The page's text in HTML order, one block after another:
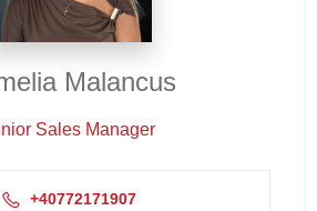
Malancus
Sales Manager
+40772171907